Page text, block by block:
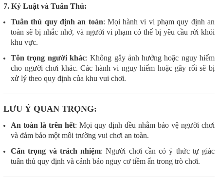
7. Kỷ Luật và Tuân Thủ:
Tuân thủ quy định an toàn: Mọi hành vi vi phạm quy định an
toàn sẽ bị nhắc nhở, và người vi phạm có thể bị yêu cầu rời khỏi
khu vực.
Tôn trọng người khác: Không gây ảnh hưởng hoặc nguy hiểm
cho người chơi khác. Các hành vi nguy hiểm hoặc gây rối sẽ bị
xử lý theo quy định của khu vui chơi.
LƯU Ý QUAN TRỌNG:
An toàn là trên hết: Mọi quy định đều nhằm bảo vệ người chơi
và đảm bảo một môi trường vui chơi an toàn.
Cẩn trọng và trách nhiệm: Người chơi cần có ý thức tự giác
tuân thủ quy định và cảnh báo nguy cơ tiềm ẩn trong trò chơi.